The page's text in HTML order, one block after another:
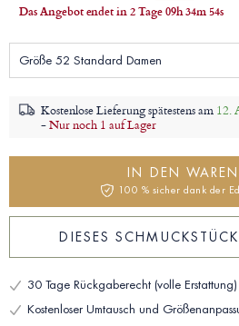
Das Angebot endet in 2 Tage09h34m 53s
Größe 52 Standard Damen
Kostenlose Lieferung spätestens am 12.
-Nur noch 1 auf Lager
IN DEN
100 % sicher dank der
DIESES
30 Tage Rückgaberecht (volle Erstattung)
Kostenloser Umtausch und